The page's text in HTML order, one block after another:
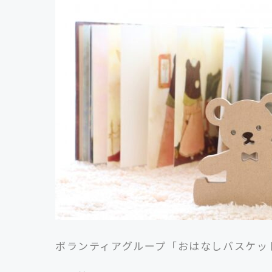
ボランティアグループ「おはなしバスケ